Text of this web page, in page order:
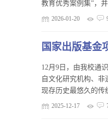
教育优秀案例集”，
2026-01-20
国家出版基金
12月9日，由我校通
自文化研究机构、
现存历史最悠久的传
2025-12-17